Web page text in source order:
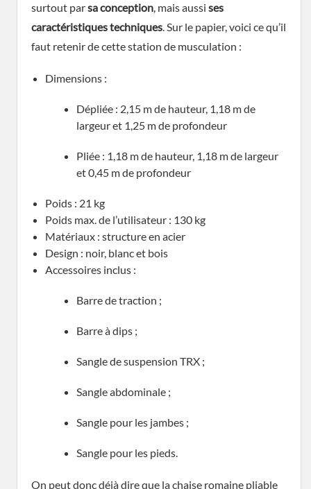
surtout parsaconception, mais aussi ses
caractéristiquestechniques. Sur le papier, voici ce qu’il
faut retenir de cette station de musculation :
Dimensions :
Dépliée : 2,15 m de hauteur, 1,18 m de
largeur et 1,25 m de profondeur
Pliée : 1,18 m de hauteur, 1,18 m de largeur
et 0,45 m de profondeur
Poids : 21 kg
Poids max. de l’utilisateur : 130 kg
Matériaux : structure en acier
Design : noir, blanc et bois
Accessoires inclus :
Barre de traction ;
Barre à dips ;
Sangle de suspension TRX ;
Sangle abdominale ;
Sangle pour les jambes ;
Sangle pour les pieds.
On peut donc déjà dire que la chaise romaine pliable